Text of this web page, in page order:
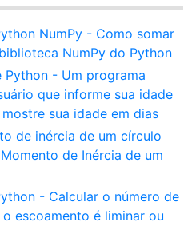
NumPy - Como somar
NumPy do Python
Python - Um programa
que informe sua idade
sua idade em dias
de inércia de um círculo
de Inércia de um
- Calcular o número de
escoamento é liminar ou